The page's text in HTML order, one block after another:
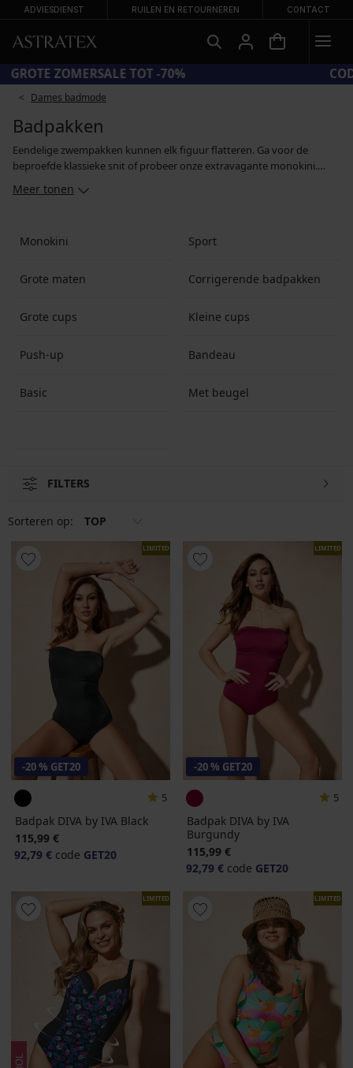
ADVIESDIENST RUILEN EN RETOURNEREN CONTACT
GROTE ZOMERSALE TOT -70%
Dames badmode
Badpakken
Eendelige zwempakken kunnen elk figuur flatteren. Ga voor de
beproefde klassieke snit of probeer onze extravagante monokini.
gemaakt van chloor- en zeewaterbestendige materialen, terwijl
grotere en voor kleinere bustes, met push-upeffect en met klassieke
schouders mogelijk. Of je nu de voorkeur geeft aan eenvoudige
Meer tonen
Monokini Sport
Grote maten Corrigerende badpakken
Grote cups Kleine cups
Push-up Bandeau
Basic Met beugel
FILTERS
Sorteren op: TOP
LIMITED
-20 % GET20
5
Badpak DIVA by IVA Black
115,99 €
92,79 € code GET20
LIMITED
-20 % GET20
5
Badpak DIVA by IVA
Burgundy
115,99 €
92,79 € code GET20
LIMITED LIMITED